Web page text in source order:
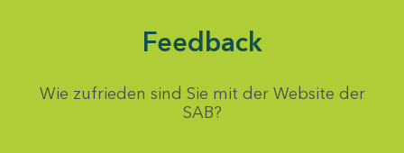
Feedback
Wie zufrieden sind Sie mit der Website der
SAB?